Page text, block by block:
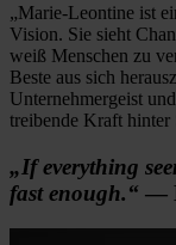
„Marie-Leontine ist
Vision. Sie sieht
weiß Menschen zu
Beste aus sich
Unternehmergeist
treibende Kraft hinter
„If everything
fast enough.“ —